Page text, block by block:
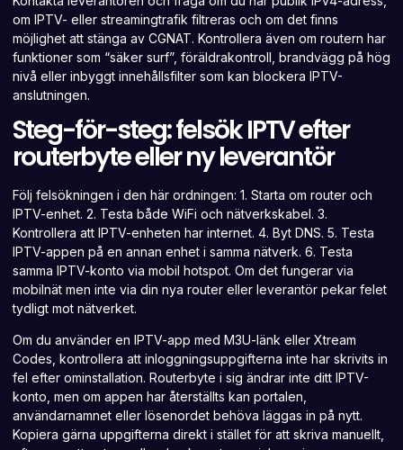
om IPTV- eller streamingtrafik filtreras och om det finns
möjlighet att stänga av CGNAT. Kontrollera även om routern har
funktioner som “säker surf”, föräldrakontroll, brandvägg på hög
nivå eller inbyggt innehållsfilter som kan blockera IPTV-
anslutningen.
Steg-för-steg: felsök IPTV efter
routerbyte eller ny leverantör
Följ felsökningen i den här ordningen: 1. Starta om router och
IPTV-enhet. 2. Testa både WiFi och nätverkskabel. 3.
Kontrollera att IPTV-enheten har internet. 4. Byt DNS. 5. Testa
IPTV-appen på en annan enhet i samma nätverk. 6. Testa
samma IPTV-konto via mobil hotspot. Om det fungerar via
mobilnät men inte via din nya router eller leverantör pekar felet
tydligt mot nätverket.
Om du använder en IPTV-app med M3U-länk eller Xtream
Codes, kontrollera att inloggningsuppgifterna inte har skrivits in
fel efter ominstallation. Routerbyte i sig ändrar inte ditt IPTV-
konto, men om appen har återställts kan portalen,
användarnamnet eller lösenordet behöva läggas in på nytt.
Kopiera gärna uppgifterna direkt i stället för att skriva manuellt,